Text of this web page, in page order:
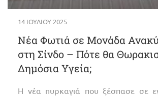
14 ΙΟΥΛΊΟΥ 2025
Νέα Φωτιά σε Μονάδα
στη Σίνδο – Πότε θα
Δημόσια Υγεία;
Η νέα πυρκαγιά που ξέσπασε σε